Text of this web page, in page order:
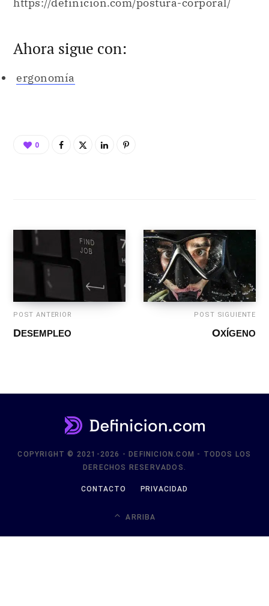
Ahora sigue con:
ergonomía
0
POST ANTERIOR
DESEMPLEO
POST SIGUIENTE
OXÍGENO
COPYRIGHT © 2021-2026 - DEFINICION.COM - TODOS LOS
DERECHOS RESERVADOS.
CONTACTO PRIVACIDAD
ARRIBA